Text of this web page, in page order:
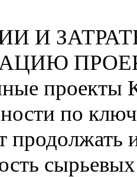
И
проекты
по
продолжать